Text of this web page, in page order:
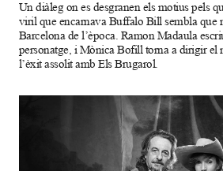
Un diàleg on es desgranen els motius pels
viril que encarnava Buffalo Bill sembla que
Barcelona de l’època. Ramon Madaula
personatge, i Mònica Bofill torna a dirigir el
l’èxit assolit amb Els Brugarol.